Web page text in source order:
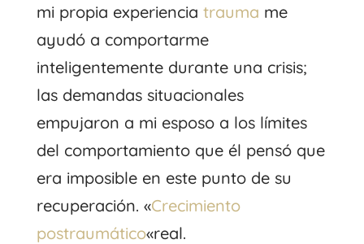
mi propia experiencia trauma me
ayudó a comportarme
inteligentemente durante una crisis;
las demandas situacionales
empujaron a mi esposo a los límites
del comportamiento que él pensó que
era imposible en este punto de su
recuperación. «Crecimiento
postraumático«real.